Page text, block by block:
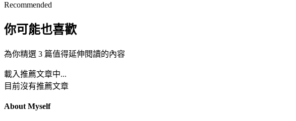
Recommended
你可能也喜歡
為你精選 3 篇值得延伸閱讀的內容
載入推薦文章中...
目前沒有推薦文章
About Myself